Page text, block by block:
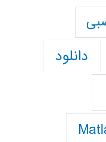
دانلود